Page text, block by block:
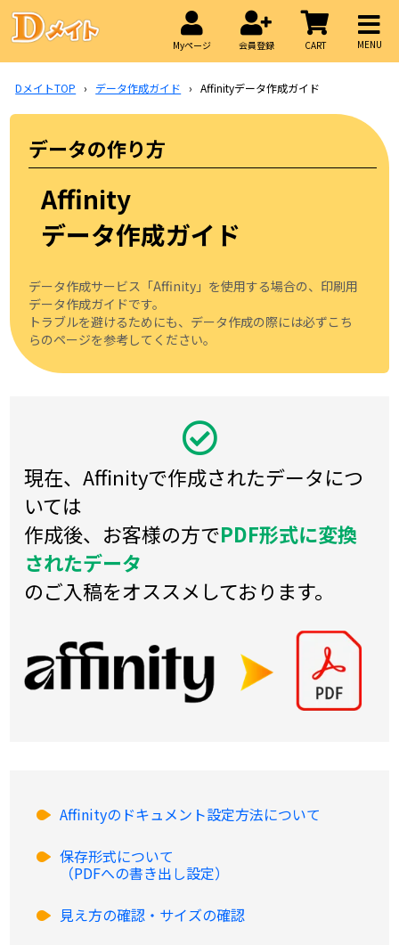
Myページ 会員登録 CART MENU
DメイトTOP › データ作成ガイド › Affinityデータ作成ガイド
データの作り方
Affinity
データ作成ガイド
データ作成サービス「Affinity」を使用する場合の、印刷用
データ作成ガイドです。
トラブルを避けるためにも、データ作成の際には必ずこち
らのページを参考してください。
現在、Affinityで作成されたデータにつ
いては
作成後、お客様の方でPDF形式に変換
されたデータ
のご入稿をオススメしております。
Affinityのドキュメント設定方法について
保存形式について
（PDFへの書き出し設定）
見え方の確認・サイズの確認